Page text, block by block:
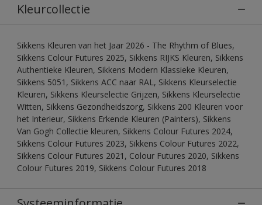
Kleurcollectie
Sikkens Kleuren van het Jaar 2026 - The Rhythm of Blues,
Sikkens Colour Futures 2025, Sikkens RIJKS Kleuren, Sikkens
Authentieke Kleuren, Sikkens Modern Klassieke Kleuren,
Sikkens 5051, Sikkens ACC naar RAL, Sikkens Kleurselectie
Kleuren, Sikkens Kleurselectie Grijzen, Sikkens Kleurselectie
Witten, Sikkens Gezondheidszorg, Sikkens 200 Kleuren voor
het Interieur, Sikkens Erkende Kleuren (Painters), Sikkens
Van Gogh Collectie kleuren, Sikkens Colour Futures 2024,
Sikkens Colour Futures 2023, Sikkens Colour Futures 2022,
Sikkens Colour Futures 2021, Colour Futures 2020, Sikkens
Colour Futures 2019, Sikkens Colour Futures 2018